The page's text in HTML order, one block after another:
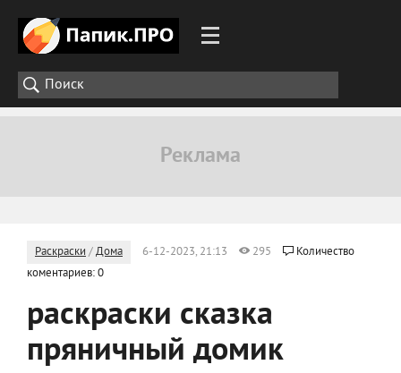
Раскраски /Дома 6-12-2023, 21:13 295
Количество
коментариев: 0
раскраски сказка
пряничный домик